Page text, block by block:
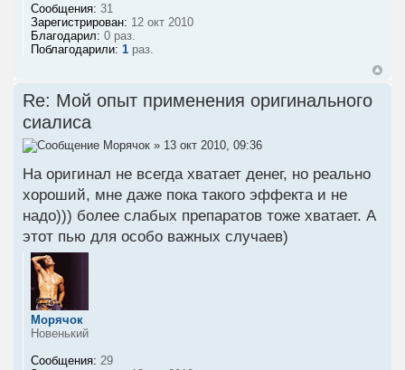
Сообщения: 31
Зарегистрирован: 12 окт 2010
Благодарил: 0 раз.
Поблагодарили: 1 раз.
Re: Мой опыт применения оригинального
сиалиса
Морячок » 13 окт 2010, 09:36
На оригинал не всегда хватает денег, но реально
хороший, мне даже пока такого эффекта и не
надо))) более слабых препаратов тоже хватает. А
этот пью для особо важных случаев)
Морячок
Новенький
Сообщения: 29